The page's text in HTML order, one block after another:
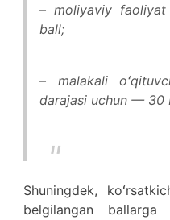
– moliyaviy
ball;
– malakali
darajasi uchun — 30
Shuningdek,
belgilangan